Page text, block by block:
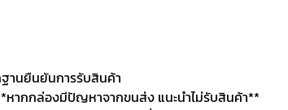
านยืนยันการรับสินค้า
ากกล่องมีปัญหาจากขนส่ง แนะนำไม่รับสินค้า**